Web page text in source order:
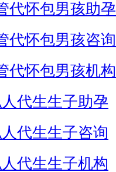
代怀包男孩助孕
代怀包男孩咨询
代怀包男孩机构
代生生子助孕
代生生子咨询
代生生子机构